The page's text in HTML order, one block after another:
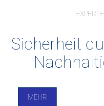
Sicherheit
MEHR